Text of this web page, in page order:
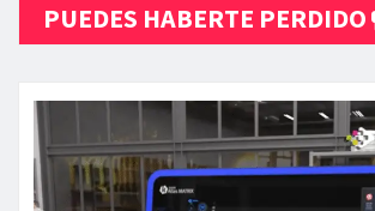
PUEDES HABERTE PERDIDO